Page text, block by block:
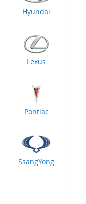
Hyundai
Lexus
Pontiac
SsangYong